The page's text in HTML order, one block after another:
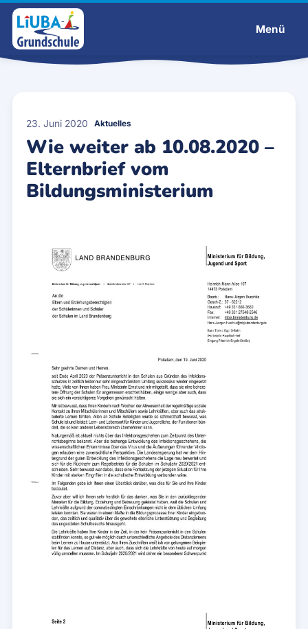
Liuba-Grundschule
Menü
23. Juni 2020 Aktuelles
Wie weiter ab 10.08.2020 –
Elternbrief vom
Bildungsministerium